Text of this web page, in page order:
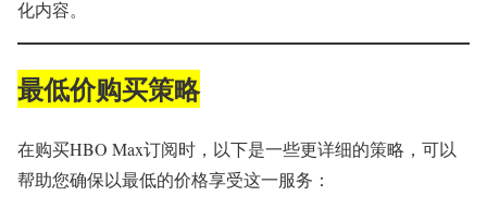
化内容。
最低价购买策略
在购买HBO Max订阅时，以下是一些更详细的策略，可以
帮助您确保以最低的价格享受这一服务：